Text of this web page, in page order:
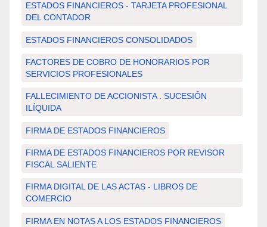
ESTADOS FINANCIEROS - TARJETA PROFESIONAL
DEL CONTADOR
ESTADOS FINANCIEROS CONSOLIDADOS
FACTORES DE COBRO DE HONORARIOS POR
SERVICIOS PROFESIONALES
FALLECIMIENTO DE ACCIONISTA . SUCESIÓN
ILÍQUIDA
FIRMA DE ESTADOS FINANCIEROS
FIRMA DE ESTADOS FINANCIEROS POR REVISOR
FISCAL SALIENTE
FIRMA DIGITAL DE LAS ACTAS - LIBROS DE
COMERCIO
FIRMA EN NOTAS A LOS ESTADOS FINANCIEROS